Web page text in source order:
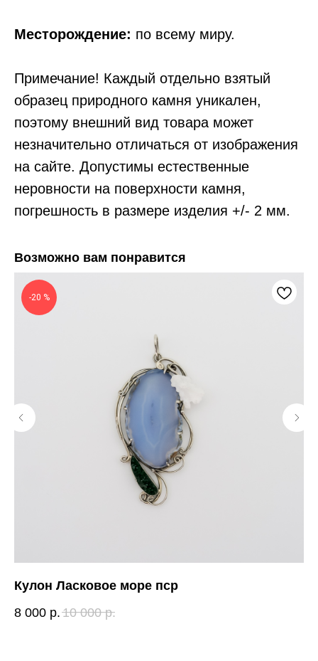
Месторождение: по всему миру.
Примечание! Каждый отдельно взятый
образец природного камня уникален,
поэтому внешний вид товара может
незначительно отличаться от изображения
на сайте. Допустимы естественные
неровности на поверхности камня,
погрешность в размере изделия +/- 2 мм.
Возможно вам понравится
-20 %
Кулон Ласковое море пср
8 000 р. 10 000 р.